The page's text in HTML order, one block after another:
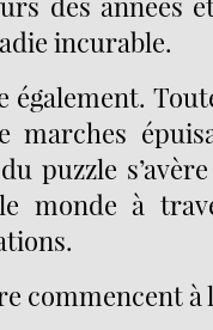
incurable.
marches
puzzle
monde à
commencent à